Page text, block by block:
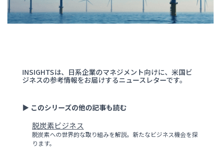
INSIGHTSは、日系企業のマネジメント向けに、米国ビ
ジネスの参考情報をお届けするニュースレターです。
▶ このシリーズの他の記事も読む
脱炭素ビジネス
脱炭素への世界的な取り組みを解説。新たなビジネス機会を探
ります。